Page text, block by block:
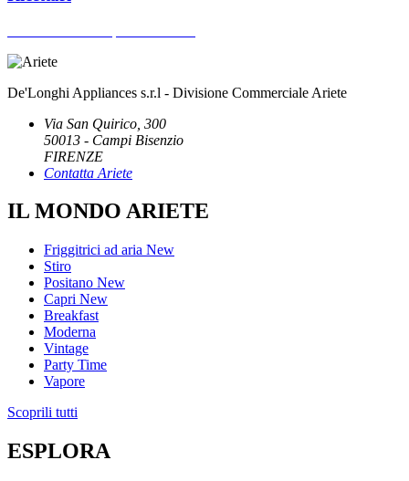
De'Longhi Appliances s.r.l - Divisione Commerciale Ariete
Via San Quirico, 300
50013 - Campi Bisenzio
FIRENZE
Contatta Ariete
IL MONDO ARIETE
Friggitrici ad aria New
Stiro
Positano New
Capri New
Breakfast
Moderna
Vintage
Party Time
Vapore
Scoprili tutti
ESPLORA